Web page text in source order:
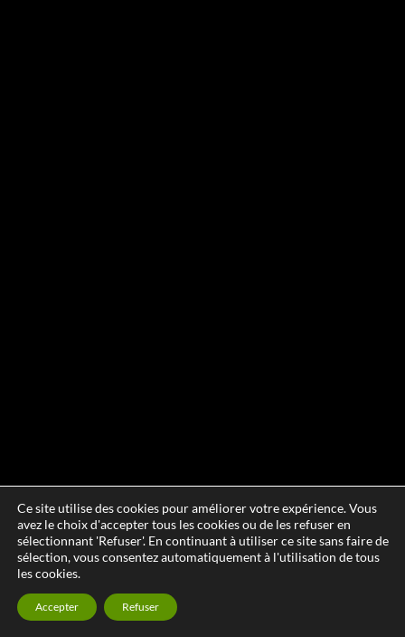
Ce site utilise des cookies pour améliorer votre expérience. Vous
avez le choix d'accepter tous les cookies ou de les refuser en
sélectionnant 'Refuser'. En continuant à utiliser ce site sans faire de
sélection, vous consentez automatiquement à l'utilisation de tous
les cookies.
Accepter Refuser